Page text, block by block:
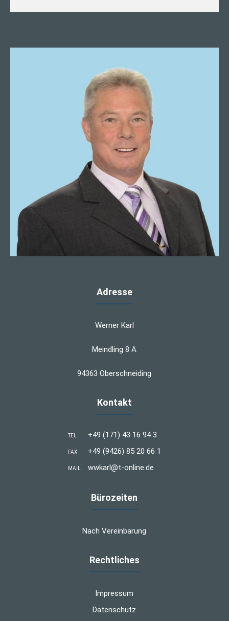
Adresse
Werner Karl
Meindling 8 A
94363 Oberschneiding
Kontakt
TEL +49 (171) 43 16 94 3
FAX +49 (9426) 85 20 66 1
MAIL wwkarl@t-online.de
Bürozeiten
Nach Vereinbarung
Rechtliches
Impressum
Datenschutz